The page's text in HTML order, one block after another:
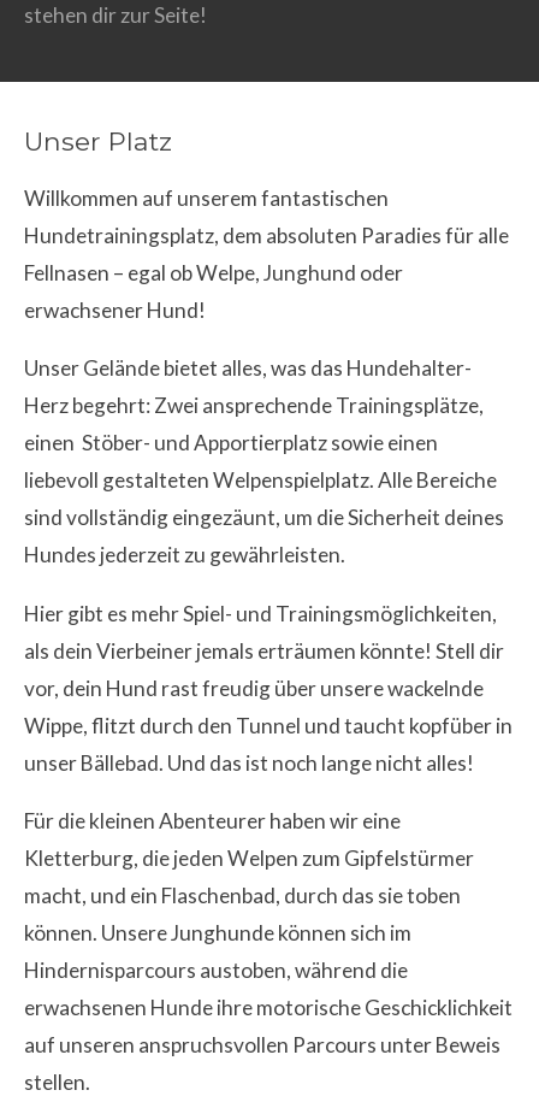
stehen dir zur Seite!
Unser Platz
Willkommen auf unserem fantastischen
Hundetrainingsplatz, dem absoluten Paradies für alle
Fellnasen – egal ob Welpe, Junghund oder
erwachsener Hund!
Unser Gelände bietet alles, was das Hundehalter-
Herz begehrt: Zwei ansprechende Trainingsplätze,
einen Stöber- und Apportierplatz sowie einen
liebevoll gestalteten Welpenspielplatz. Alle Bereiche
sind vollständig eingezäunt, um die Sicherheit deines
Hundes jederzeit zu gewährleisten.
Hier gibt es mehr Spiel- und Trainingsmöglichkeiten,
als dein Vierbeiner jemals erträumen könnte! Stell dir
vor, dein Hund rast freudig über unsere wackelnde
Wippe, flitzt durch den Tunnel und taucht kopfüber in
unser Bällebad. Und das ist noch lange nicht alles!
Für die kleinen Abenteurer haben wir eine
Kletterburg, die jeden Welpen zum Gipfelstürmer
macht, und ein Flaschenbad, durch das sie toben
können. Unsere Junghunde können sich im
Hindernisparcours austoben, während die
erwachsenen Hunde ihre motorische Geschicklichkeit
auf unseren anspruchsvollen Parcours unter Beweis
stellen.